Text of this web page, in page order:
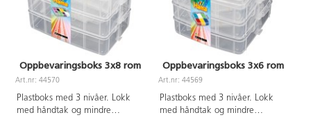
Oppbevaringsboks 3x8 rom
Art.nr: 44570
Plastboks med 3 nivåer. Lokk
med håndtak og mindre
Oppbevaringsboks 3x6 rom
Art.nr: 44569
Plastboks med 3 nivåer. Lokk
med håndtak og mindre